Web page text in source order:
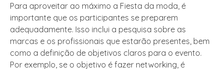
Para aproveitar ao máximo a Fiesta da moda, é
importante que os participantes se preparem
adequadamente. Isso inclui a pesquisa sobre as
marcas e os profissionais que estarão presentes, bem
como a definição de objetivos claros para o evento.
Por exemplo, se o objetivo é fazer networking, é